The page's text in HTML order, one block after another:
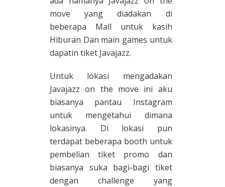
move yang diadakan di
beberapa Mall untuk kasih
Hiburan Dan main games untuk
dapatin tiket Javajazz.
Untuk lokasi mengadakan
Javajazz on the move ini aku
biasanya pantau Instagram
untuk mengetahui dimana
lokasinya. Di lokasi pun
terdapat beberapa booth untuk
pembelian tiket promo dan
biasanya suka bagi-bagi tiket
dengan challenge yang